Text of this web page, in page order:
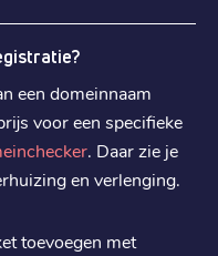
een domeinnaam
voor een specifieke
. Daar zie je
en verlenging.
toevoegen met